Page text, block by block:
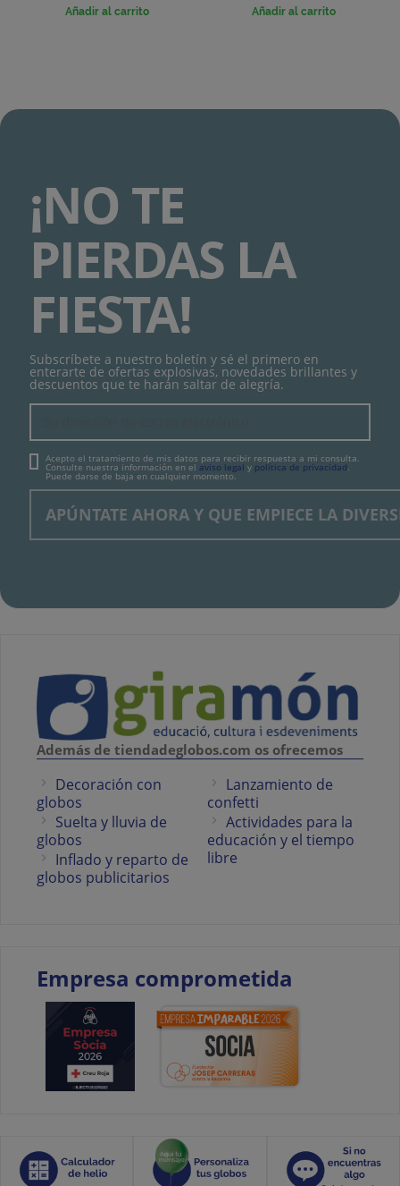
Añadir al carrito base
Añadir al carrito
¡NO TE
PIERDAS LA
FIESTA!
Subscríbete a nuestro boletín y sé el primero en
enterarte de ofertas explosivas, novedades brillantes y
descuentos que te harán saltar de alegría.
Acepto el tratamiento de mis datos para recibir respuesta a mi consulta.
Consulte nuestra información en el aviso legal y política de privacidad
Puede darse de baja en cualquier momento.
Además de tiendadeglobos.com os ofrecemos
Decoración con
globos
Suelta y lluvia de
globos
Inflado y reparto de
globos publicitarios
Lanzamiento de
confetti
Actividades para la
educación y el tiempo
libre
Empresa comprometida